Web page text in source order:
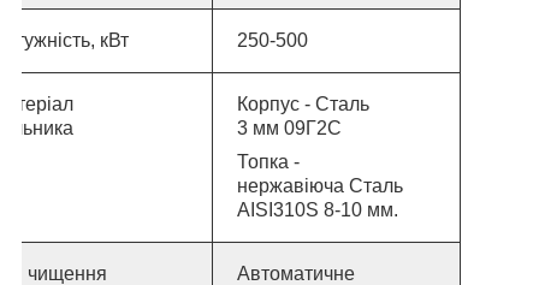
кВт 250-500
Корпус - Сталь
3 мм 09Г2С
Топка -
нержавіюча Сталь
AISI 310S 8-10 мм.
чищення Автоматичне